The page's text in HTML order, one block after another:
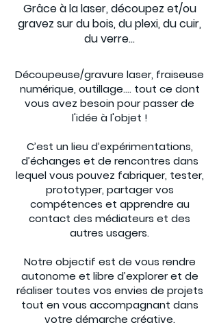
Grâce à la laser, découpez et/ou
gravez sur du bois, du plexi, du cuir,
du verre...
Découpeuse/gravure laser, fraiseuse
numérique, outillage.... tout ce dont
vous avez besoin pour passer de
l'idée à l'objet !
C’est un lieu d’expérimentations,
d’échanges et de rencontres dans
lequel vous pouvez fabriquer, tester,
prototyper, partager vos
compétences et apprendre au
contact des médiateurs et des
autres usagers.
Notre objectif est de vous rendre
autonome et libre d’explorer et de
réaliser toutes vos envies de projets
tout en vous accompagnant dans
votre démarche créative.